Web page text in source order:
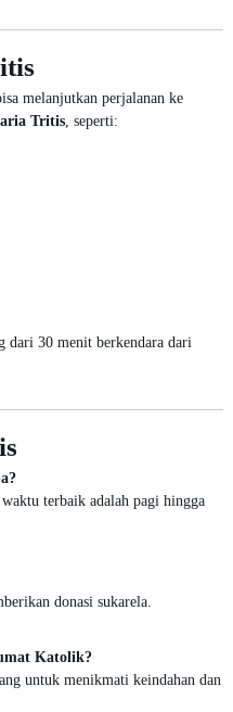
melanjutkan perjalanan ke
Tritis, seperti:
dari 30 menit berkendara dari
terbaik adalah pagi hingga
donasi sukarela.
Katolik?
untuk menikmati keindahan dan